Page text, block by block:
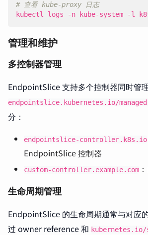
# 查看 kube-proxy 日志
kubectl logs -n kube-system -l
管理和维护
多控制器管理
EndpointSlice 支持多个控制器同时管
endpointslice.kubernetes.io/
分：
endpointslice-controller.k8s.io
EndpointSlice 控制器
custom-controller.example.com
生命周期管理
EndpointSlice 的生命周期通常与对应
过 owner reference 和 kubernetes.io/